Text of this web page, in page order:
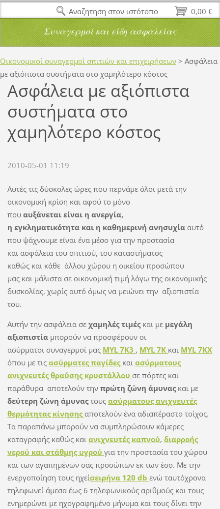
Συναγερμοί και είδη ασφαλείας
Οικονομικοί συναγερμοί σπιτιών και επιχειρήσεων > Ασφάλεια
με αξιόπιστα συστήματα στο χαμηλότερο κόστος
Ασφάλεια με αξιόπιστα
συστήματα στο
χαμηλότερο κόστος
2010-05-01 11:19
Αυτές τις δύσκολες ώρες που περνάμε όλοι μετά την
οικονομική κρίση και αφού το μόνο
που αυξάνεται είναι η ανεργία,
η εγκληματικότητα και η καθημερινή ανησυχίααυτό
που ψάχνουμε είναι ένα μέσο για την προστασία
και ασφάλεια του σπιτιού, του καταστήματος
καθώς και κάθε άλλου χώρου η οικείου προσώπου
μας και μάλιστα σε οικονομική τιμή λόγω της οικονομικής
δυσκολίας, χωρίς αυτό όμως να μειώνει την αξιοπιστία
του.
Αυτήν την ασφάλεια σε χαμηλές τιμές και με μεγάλη
αξιοπιστία μπορούν να προσφέρουν οι
ασύρματοι συναγερμοί μας MYL 7K3 , MYL 7K και MYL 7KX
όπου με τις ασύρματες παγίδες και ασύρματους
ανιχνευτές θραύσης κρυστάλλου σε πόρτες και
παράθυρα αποτελούν την πρώτη ζώνη άμυνας και με
δεύτερη ζώνη άμυνας τους ασύρματους ανιχνευτές
θερμότητας κίνησης αποτελούν ένα αδιαπέραστο τοίχος.
Τα παραπάνω μπορούν να συμπληρώσουν κάμερες
καταγραφής καθώς και ανιχνευτές καπνού, διαρροής
νερού και στάθμης υγρού για την προστασία του χώρου
και των αγαπημένων σας προσώπων εκ των έσο. Με την
ενεργοποίηση τους ηχείσειρήνα 120 db ενώ ταυτόχρονα
τηλεφωνεί άμεσα έως 6 τηλεφωνικούς αριθμούς και τους
ενημερώνει με ηχογραφημένο μήνυμα και τους δίνει την
0,00 €
Αναζητηση στον ιστότοπο